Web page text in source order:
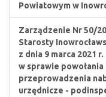
Powiatowym w
Zarządzenie Nr 50/
Starosty
z dnia 9 marca 2021 r.
w sprawie
przeprowadzenia
urzędnicze -